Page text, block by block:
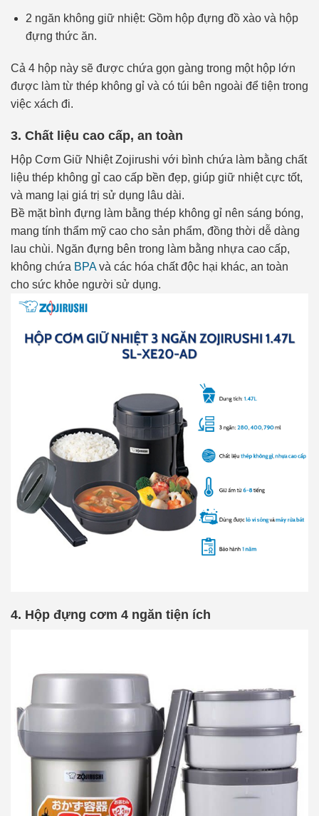
2 ngăn không giữ nhiệt: Gồm hộp đựng đồ xào và hộp
đựng thức ăn.
Cả 4 hộp này sẽ được chứa gọn gàng trong một hộp lớn
được làm từ thép không gỉ và có túi bên ngoài để tiện trong
việc xách đi.
3. Chất liệu cao cấp, an toàn
Hộp Cơm Giữ Nhiệt Zojirushi với bình chứa làm bằng chất
liệu thép không gỉ cao cấp bền đẹp, giúp giữ nhiệt cực tốt,
và mang lại giá trị sử dụng lâu dài.
Bề mặt bình đựng làm bằng thép không gỉ nên sáng bóng,
mang tính thẩm mỹ cao cho sản phẩm, đồng thời dễ dàng
lau chùi. Ngăn đựng bên trong làm bằng nhựa cao cấp,
không chứa BPAvà các hóa chất độc hại khác, an toàn
cho sức khỏe người sử dụng.
4. Hộp đựng cơm 4 ngăn tiện ích